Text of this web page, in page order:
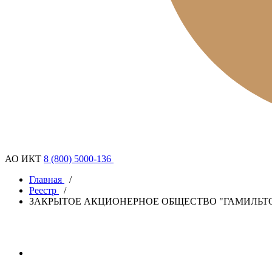
АО ИКТ 8 (800) 5000-136
Главная
/
Реестр
/
ЗАКРЫТОЕ АКЦИОНЕРНОЕ ОБЩЕСТВО